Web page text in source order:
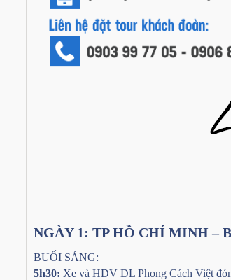
NGÀY 1: TP HỒ CHÍ MINH –
BUỔI SÁNG:
5h30: Xe và HDV DL Phong Cách Việt